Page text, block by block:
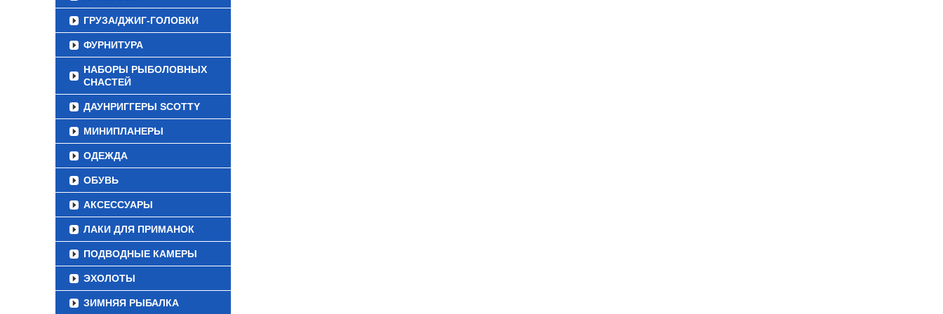
ГРУЗА/ДЖИГ-ГОЛОВКИ
ФУРНИТУРА
НАБОРЫ РЫБОЛОВНЫХ
СНАСТЕЙ
ДАУНРИГГЕРЫ SCOTTY
МИНИПЛАНЕРЫ
ОДЕЖДА
ОБУВЬ
АКСЕССУАРЫ
ЛАКИ ДЛЯ ПРИМАНОК
ПОДВОДНЫЕ КАМЕРЫ
ЭХОЛОТЫ
ЗИМНЯЯ РЫБАЛКА